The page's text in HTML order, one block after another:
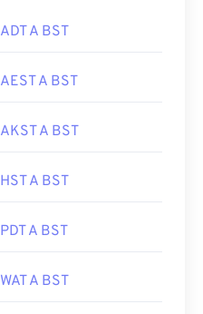
ADT A BST
AEST A BST
AKST A BST
HST A BST
PDT A BST
WAT A BST